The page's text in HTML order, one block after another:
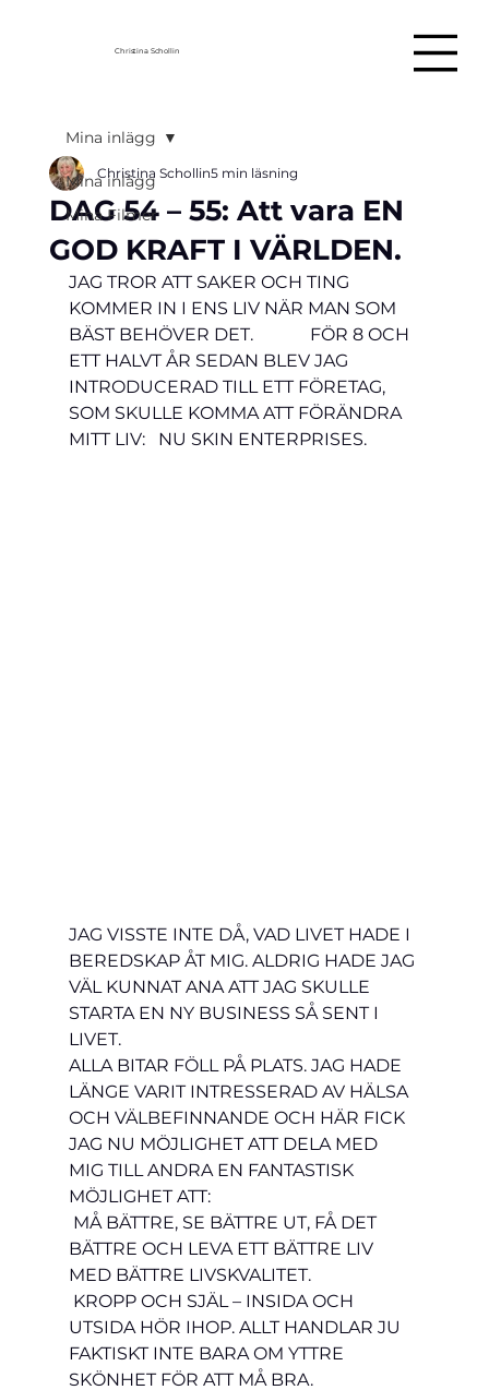
Christina Schollin
Mina inlägg
Mina Filmer
Mina inlägg
DAG 54 – 55: Att vara EN
GOD KRAFT I VÄRLDEN.
Christina Schollin5 min läsning
JAG TROR ATT SAKER OCH TING
KOMMER IN I ENS LIV NÄR MAN SOM
BÄST BEHÖVER DET. FÖR 8 OCH
ETT HALVT ÅR SEDAN BLEV JAG
INTRODUCERAD TILL ETT FÖRETAG,
SOM SKULLE KOMMA ATT FÖRÄNDRA
MITT LIV: NU SKIN ENTERPRISES.
JAG VISSTE INTE DÅ, VAD LIVET HADE I
BEREDSKAP ÅT MIG. ALDRIG HADE JAG
VÄL KUNNAT ANA ATT JAG SKULLE
STARTA EN NY BUSINESS SÅ SENT I
LIVET.
ALLA BITAR FÖLL PÅ PLATS. JAG HADE
LÄNGE VARIT INTRESSERAD AV HÄLSA
OCH VÄLBEFINNANDE OCH HÄR FICK
JAG NU MÖJLIGHET ATT DELA MED
MIG TILL ANDRA EN FANTASTISK
MÖJLIGHET ATT:
BÄTTRE OCH LEVA ETT BÄTTRE LIV
MED BÄTTRE LIVSKVALITET.
KROPP OCH SJÄL – INSIDA OCH
UTSIDA HÖR IHOP. ALLT HANDLAR JU
FAKTISKT INTE BARA OM YTTRE
SKÖNHET FÖR ATT MÅ BRA.